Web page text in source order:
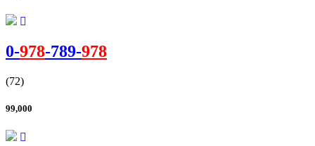
0-978-789-978
(72)
99,000